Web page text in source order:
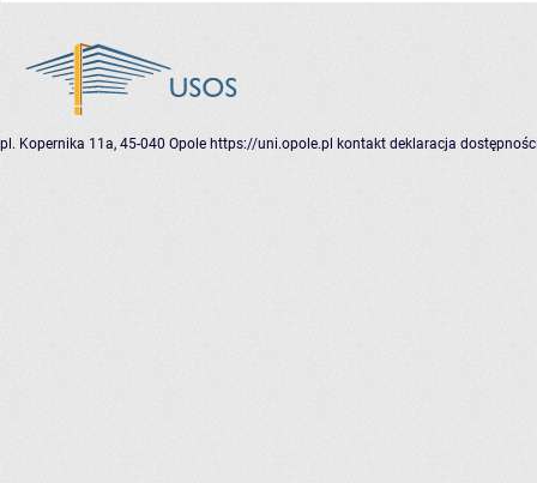
pl. Kopernika 11a, 45-040 Opole https://uni.opole.pl kontakt deklaracja